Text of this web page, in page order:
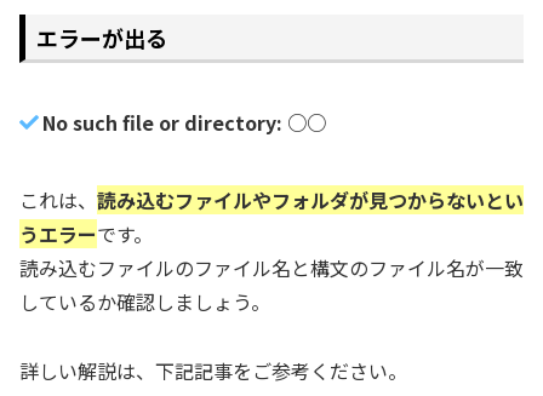
エラーが出る
No such file or directory: ○○
これは、 読み込むファイルやフォルダが見つからないとい
うエラーです。
読み込むファイルのファイル名と構文のファイル名が一致
しているか確認しましょう。
詳しい解説は、下記記事をご参考ください。